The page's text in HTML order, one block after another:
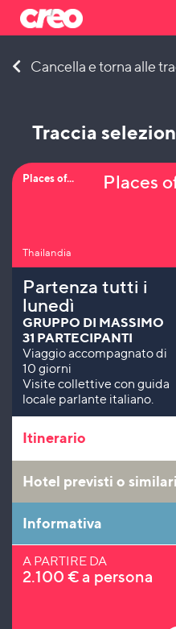
Cancella e torna alle
Traccia
Places of...
Thailandia
Places
Partenza tutti i
lunedì
GRUPPO DI MASSIMO
31 PARTECIPANTI
Viaggio accompagnato di
10 giorni
Visite collettive con guida
locale parlante italiano.
Itinerario
Hotel previsti o similari
Informativa
A PARTIRE DA
2.100 €a persona